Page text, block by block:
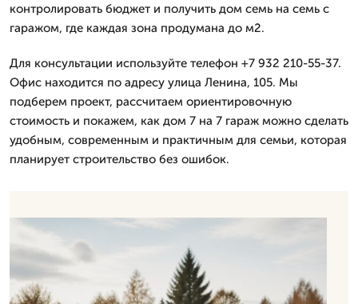
контролировать бюджет и получить дом семь на семь с
гаражом, где каждая зона продумана до м2.
Для консультации используйте телефон +7 932 210-55-37.
Офис находится по адресу улица Ленина, 105. Мы
подберем проект, рассчитаем ориентировочную
стоимость и покажем, как дом 7 на 7 гараж можно сделать
удобным, современным и практичным для семьи, которая
планирует строительство без ошибок.